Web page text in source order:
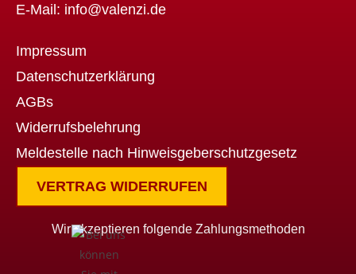
E-Mail: info@valenzi.de
Impressum
Datenschutzerklärung
AGBs
Widerrufsbelehrung
Meldestelle nach Hinweisgeberschutzgesetz
VERTRAG WIDERRUFEN
Wir akzeptieren folgende Zahlungsmethoden